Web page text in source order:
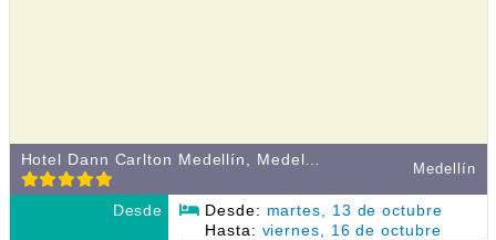
Medellín
Desde Desde: martes, 13 de octubre
Hasta: viernes, 16 de octubre